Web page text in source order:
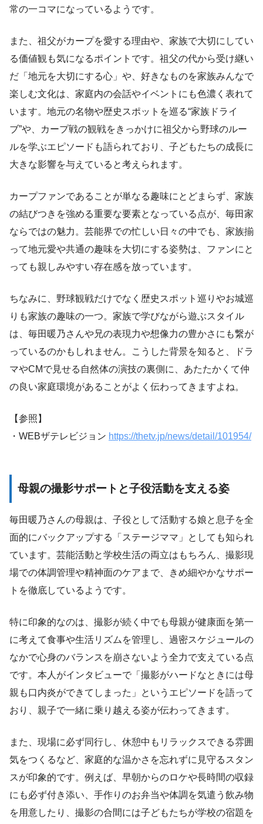
常の一コマになっているようです。
また、祖父がカープを愛する理由や、家族で大切にしてい
る価値観も気になるポイントです。祖父の代から受け継い
だ「地元を大切にする心」や、好きなものを家族みんなで
楽しむ文化は、家庭内の会話やイベントにも色濃く表れて
います。地元の名物や歴史スポットを巡る“家族ドライ
ブ”や、カープ戦の観戦をきっかけに祖父から野球のルー
ルを学ぶエピソードも語られており、子どもたちの成長に
大きな影響を与えていると考えられます。
カープファンであることが単なる趣味にとどまらず、家族
の結びつきを強める重要な要素となっている点が、毎田家
ならではの魅力。芸能界での忙しい日々の中でも、家族揃
って地元愛や共通の趣味を大切にする姿勢は、ファンにと
っても親しみやすい存在感を放っています。
ちなみに、野球観戦だけでなく歴史スポット巡りやお城巡
りも家族の趣味の一つ。家族で学びながら遊ぶスタイル
は、毎田暖乃さんや兄の表現力や想像力の豊かさにも繋が
っているのかもしれません。こうした背景を知ると、ドラ
マやCMで見せる自然体の演技の裏側に、あたたかくて仲
の良い家庭環境があることがよく伝わってきますよね。
【参照】
・WEBザテレビジョン https://thetv.jp/news/detail/101954/
母親の撮影サポートと子役活動を支える姿
毎田暖乃さんの母親は、子役として活動する娘と息子を全
面的にバックアップする「ステージママ」としても知られ
ています。芸能活動と学校生活の両立はもちろん、撮影現
場での体調管理や精神面のケアまで、きめ細やかなサポー
トを徹底しているようです。
特に印象的なのは、撮影が続く中でも母親が健康面を第一
に考えて食事や生活リズムを管理し、過密スケジュールの
なかで心身のバランスを崩さないよう全力で支えている点
です。本人がインタビューで「撮影がハードなときには母
親も口内炎ができてしまった」というエピソードを語って
おり、親子で一緒に乗り越える姿が伝わってきます。
また、現場に必ず同行し、休憩中もリラックスできる雰囲
気をつくるなど、家庭的な温かさを忘れずに見守るスタン
スが印象的です。例えば、早朝からのロケや長時間の収録
にも必ず付き添い、手作りのお弁当や体調を気遣う飲み物
を用意したり、撮影の合間には子どもたちが学校の宿題を